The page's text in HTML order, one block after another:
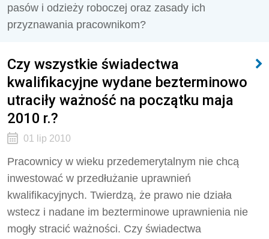
pasów i odzieży roboczej oraz zasady ich
przyznawania pracownikom?
Czy wszystkie świadectwa
kwalifikacyjne wydane bezterminowo
utraciły ważność na początku maja
2010 r.?
01 lip 2010
Pracownicy w wieku przedemerytalnym nie chcą
inwestować w przedłużanie uprawnień
kwalifikacyjnych. Twierdzą, że prawo nie działa
wstecz i nadane im bezterminowe uprawnienia nie
mogły stracić ważności. Czy świadectwa